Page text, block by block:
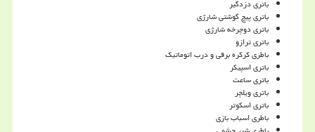
باتری دزدگیر
باتری پیچ گوشتی شارژی
باتری دوچرخه شارژی
باتری ترازو
باطری کرکره برقی و درب اتوماتیک
باتری اسپیکر
باتری ساعت
باتری ویلچر
باتری اسکوتر
باطری اسباب بازی